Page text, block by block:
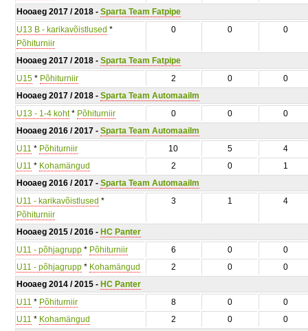
Hooaeg 2017 / 2018 - Sparta Team Fatpipe
U13 B - karikavõistlused *
Põhiturniir
0 0 0
Hooaeg 2017 / 2018 - Sparta Team Fatpipe
U15 * Põhiturniir 2 0
0
Hooaeg 2017 / 2018 - Sparta Team Automaailm
U13 - 1-4 koht* Põhiturniir 0 0
0
Hooaeg 2016 / 2017 - Sparta Team Automaailm
U11 * Põhiturniir 10 5
4
U11 * Kohamängud 2 0
1
Hooaeg 2016 / 2017 - Sparta Team Automaailm
U11 - karikavõistlused *
Põhiturniir
3 1 4
Hooaeg 2015 / 2016 - HC Panter
U11 - põhjagrupp * Põhiturniir 6 0
0
U11 - põhjagrupp * Kohamängud 2 0
0
Hooaeg 2014 / 2015 - HC Panter
U11 * Põhiturniir 8 0
0
U11 * Kohamängud 2 0
0